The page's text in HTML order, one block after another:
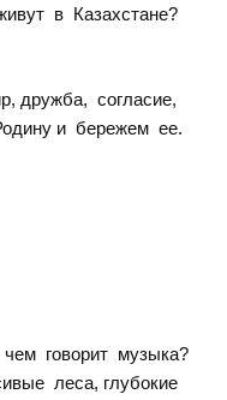
в Казахстане?
дружба, согласие,
и бережем ее.
говорит музыка?
леса, глубокие